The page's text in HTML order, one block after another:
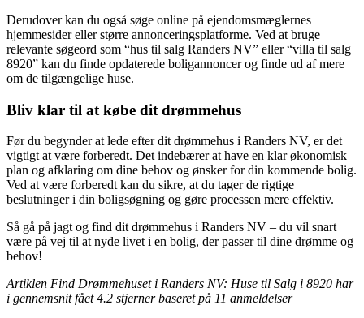
Derudover kan du også søge online på ejendomsmæglernes
hjemmesider eller større annonceringsplatforme. Ved at bruge
relevante søgeord som “hus til salg Randers NV” eller “villa til salg
8920” kan du finde opdaterede boligannoncer og finde ud af mere
om de tilgængelige huse.
Bliv klar til at købe dit drømmehus
Før du begynder at lede efter dit drømmehus i Randers NV, er det
vigtigt at være forberedt. Det indebærer at have en klar økonomisk
plan og afklaring om dine behov og ønsker for din kommende bolig.
Ved at være forberedt kan du sikre, at du tager de rigtige
beslutninger i din boligsøgning og gøre processen mere effektiv.
Så gå på jagt og find dit drømmehus i Randers NV – du vil snart
være på vej til at nyde livet i en bolig, der passer til dine drømme og
behov!
Artiklen Find Drømmehuset i Randers NV: Huse til Salg i 8920 har
i gennemsnit fået4.2 stjerner baseret på 11 anmeldelser